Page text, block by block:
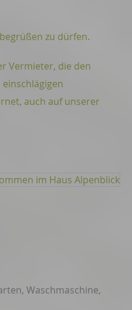
zu dürfen.
Vermieter, die den
auch auf unserer
Waschmaschine,